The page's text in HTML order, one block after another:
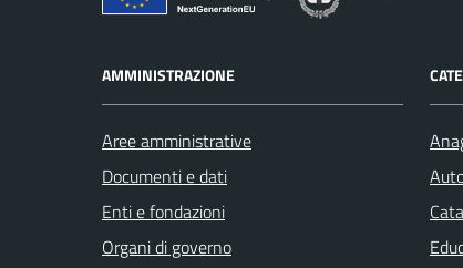
AMMINISTRAZIONE
Aree amministrative
Documenti e dati
Enti e fondazioni
Organi di governo